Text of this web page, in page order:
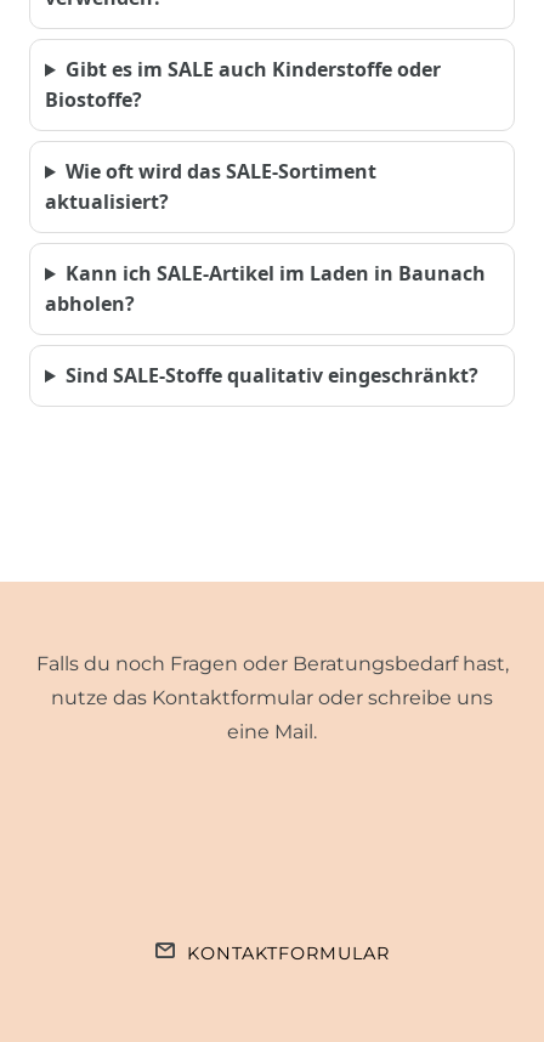
Gibt es im SALE auch Kinderstoffe oder
Biostoffe?
Wie oft wird das SALE-Sortiment
aktualisiert?
Kann ich SALE-Artikel im Laden in Baunach
abholen?
Sind SALE-Stoffe qualitativ eingeschränkt?
Falls du noch Fragen oder Beratungsbedarf hast,
nutze das Kontaktformular oder schreibe uns
eine Mail.
KONTAKTFORMULAR